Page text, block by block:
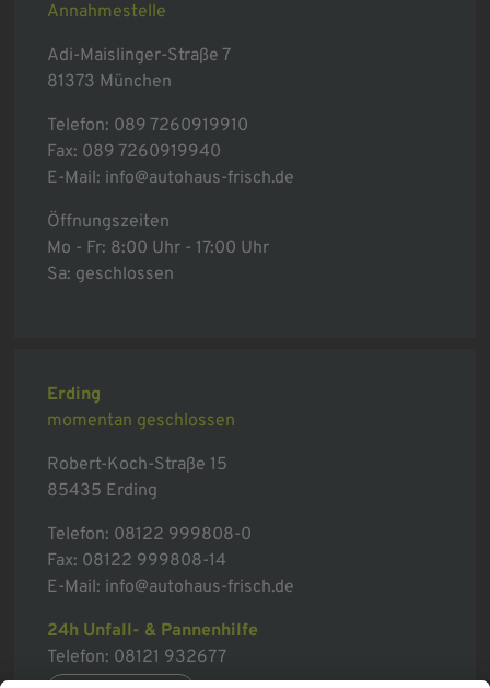
Annahmestelle
Adi-Maislinger-Straße 7
81373 München
Telefon: 089 7260919910
Fax: 089 7260919940
E-Mail: info@autohaus-frisch.de
Öffnungszeiten
Mo - Fr: 8:00 Uhr - 17:00 Uhr
Sa: geschlossen
Erding
momentan geschlossen
Robert-Koch-Straße 15
85435 Erding
Telefon: 08122 999808-0
Fax: 08122 999808-14
E-Mail: info@autohaus-frisch.de
24h Unfall- & Pannenhilfe
Telefon: 08121 932677